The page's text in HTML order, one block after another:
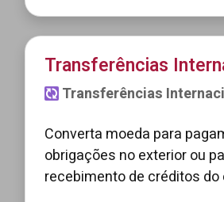
Transferências
Transferências
Converta moeda para
obrigações no exterior ou
recebimento de créditos do